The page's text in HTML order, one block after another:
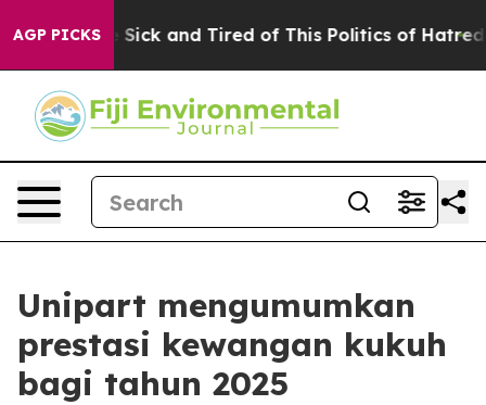
AGP PICKS
Are Sick and Tired of This Politics of Hatred” The
Unipart mengumumkan
prestasi kewangan kukuh
bagi tahun 2025